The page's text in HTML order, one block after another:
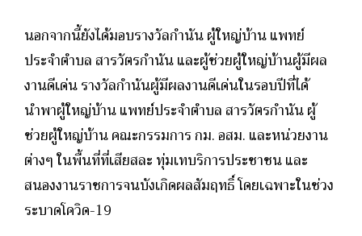
นอกจากนี้ยังได้มอบรางวัลกำนัน ผู้ใหญ่บ้าน แพทย์
ประจำตำบล สารวัตรกำนัน และผู้ช่วยผู้ใหญ่บ้านผู้มีผล
งานดีเด่น รางวัลกำนันผู้มีผลงานดีเด่นในรอบปีที่ได้
นำพาผู้ใหญ่บ้าน แพทย์ประจำตำบล สารวัตรกำนัน ผู้
ช่วยผู้ใหญ่บ้าน คณะกรรมการ กม. อสม. และหน่วยงาน
ต่างๆ ในพื้นที่ที่เสียสละ ทุ่มเทบริการประชาชน และ
สนองงานราชการจนบังเกิดผลสัมฤทธิ์ โดยเฉพาะในช่วง
ระบาดโควิด-19